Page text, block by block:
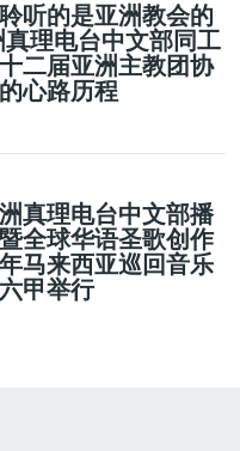
听的是亚洲教会的
理电台中文部同工
二届亚洲主教团协
心路历程
洲真理电台中文部播
全球华语圣歌创作
马来西亚巡回音乐
甲举行